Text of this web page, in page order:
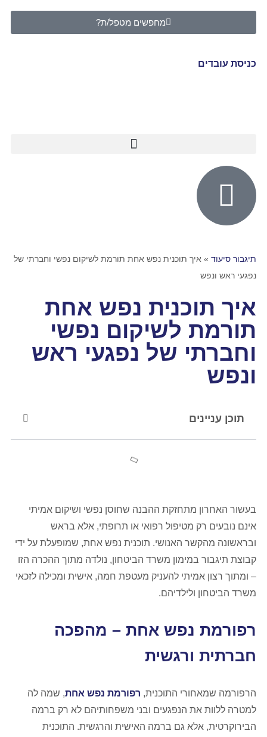
מחפשים מטפל/ת?
כניסת עובדים
תיגבור סיעוד » איך תוכנית נפש אחת תורמת לשיקום נפשי וחברתי של
נפגעי ראש ונפש
איך תוכנית נפש אחת
תורמת לשיקום נפשי
וחברתי של נפגעי ראש
ונפש
תוכן עניינים
בעשור האחרון מתחזקת ההבנה שחוסן נפשי ושיקום אמיתי
אינם נובעים רק מטיפול רפואי או תרופתי, אלא בראש
ובראשונה מהקשר האנושי. תוכנית נפש אחת, שמופעלת על ידי
קבוצת תיגבור במימון משרד הביטחון, נולדה מתוך ההכרה הזו
– ומתוך רצון אמיתי להעניק מעטפת חמה, אישית ומכילה לזכאי
משרד הביטחון ולילדיהם.
רפורמת נפש אחת – מהפכה
חברתית ורגשית
הרפורמה שמאחורי התוכנית, רפורמת נפש אחת, שמה לה
למטרה ללוות את הנפגעים ובני משפחותיהם לא רק ברמה
הבירוקרטית, אלא גם ברמה האישית והרגשית. התוכנית